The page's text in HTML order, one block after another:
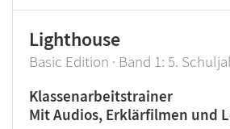
Lighthouse
Basic Edition · Band 1: 5.
Klassenarbeitstrainer
Mit Audios, Erklärfilmen und